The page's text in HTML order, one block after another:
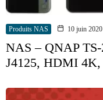
Produits NAS 10 juin 2020
NAS – QNAP
J4125, HDMI